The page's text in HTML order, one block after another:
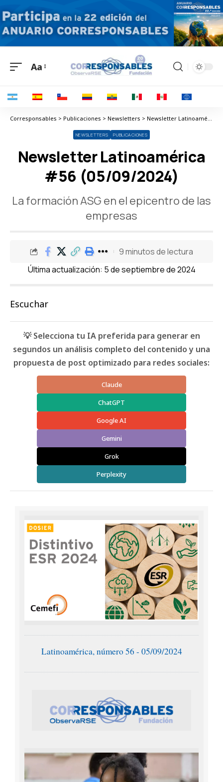
Aa
Corresponsables > Publicaciones > Newsletters > Newsletter Latinoamérica #56 (05/09/2024)
NEWSLETTERS PUBLICACIONES
Newsletter Latinoamérica
#56 (05/09/2024)
La formación ASG en el epicentro de las
empresas
Última actualización: 5 de septiembre de 2024
9 minutos de lectura
Escuchar
💡 Selecciona tu IA preferida para generar en
segundos un análisis completo del contenido y una
propuesta de post optimizado para redes sociales:
Claude
ChatGPT
Google AI
Gemini
Grok
Perplexity
Latinoamérica, número 56 - 05/09/2024